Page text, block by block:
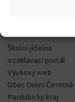
Školní jídelna
Vzdělávací portál
Výukový web
Obec Dolní Čermná
Pardubický kraj